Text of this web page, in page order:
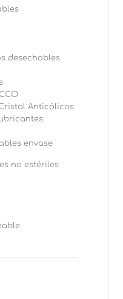
desechables
Anticólicos
envase
no estériles